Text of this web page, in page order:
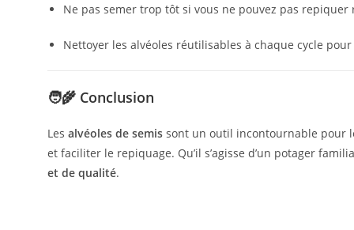
Ne pas semer trop tôt si vous ne pouvez pas
Nettoyer les alvéoles réutilisables à chaque cycle
🧑‍🌾 Conclusion
Les alvéoles de semis sont un outil incontournable pour
et faciliter le repiquage. Qu’il s’agisse d’un potager
et de qualité.